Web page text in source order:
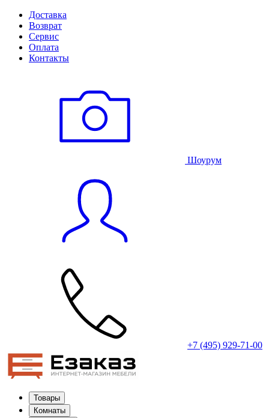
Доставка
Возврат
Сервис
Оплата
Контакты
Шоурум
+7 (495) 929-71-00
Товары
Комнаты